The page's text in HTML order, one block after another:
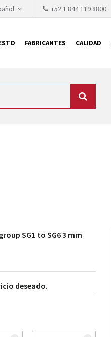
+52 1 844 119 8800
FABRICANTES CALIDAD
SG1 to SG6 3 mm
deseado.